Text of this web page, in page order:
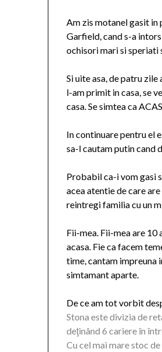
Am zis motanel gasit in
Garfield, cand s-a
ochisori mari si speriati
Si uite asa, de patru
l-am primit in casa, se
casa. Se simtea ca
In continuare pentru el
sa-l cautam putin cand
Probabil ca-i vom gasi
acea atentie de care
reintregi familia cu un
Fii-mea. Fii-mea are 10
acasa. Fie ca facem
time, cantam impreuna
simtamant aparte.
De ce am tot vorbit
Stona este divizia de
deţinând 6 cariere în
Cu cel mai mare stoc